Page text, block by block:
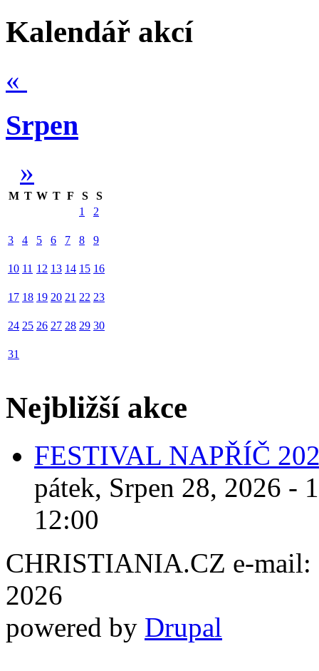
Kalendář akcí
«
Srpen
»
M T W T F S
S
1
2
3 4 5 6 7 8 9
10 11 12 13 14 15 16
17 18 19 20 21 22 23
24 25 26 27 28 29 30
31
Nejbližší akce
FESTIVAL NAPŘÍČ
pátek, Srpen 28, 2026 -
12:00
CHRISTIANIA.CZ e-mail:
2026
powered by Drupal